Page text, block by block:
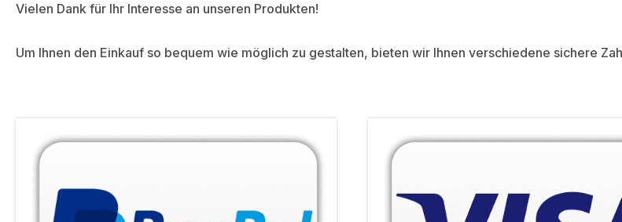
Vielen Dank für Ihr Interesse an unseren Produkten!
Um Ihnen den Einkauf so bequem wie möglich zu gestalten, bieten wir Ihnen verschiedene sichere